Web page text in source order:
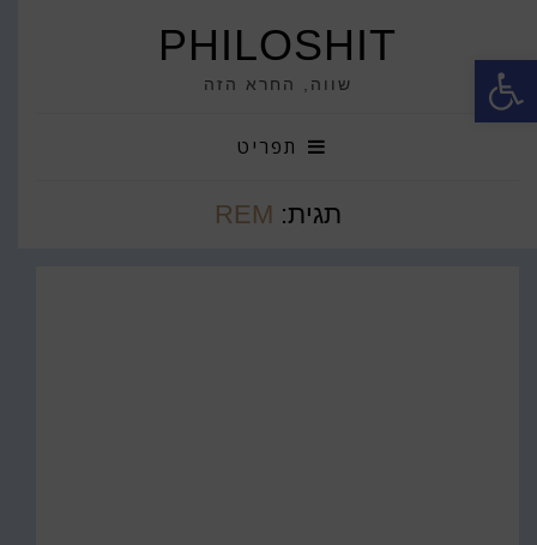
פתח סרגל נגישות PHILOSHIT
שווה, החרא הזה
תפריט
תגית: REM